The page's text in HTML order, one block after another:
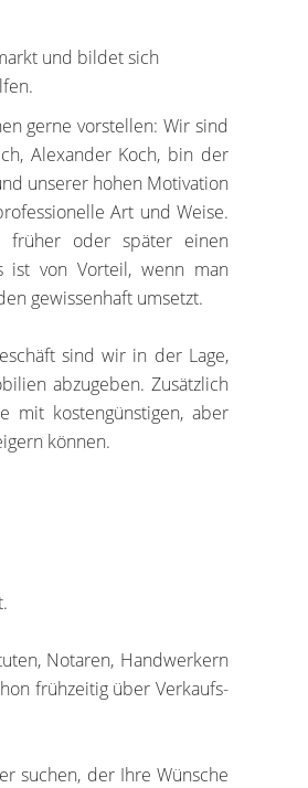
und bildet sich
gerne vorstellen: Wir sind
Alexander Koch, bin der
unserer hohen Motivation
Art und Weise.
früher oder später einen
ist von Vorteil, wenn man
gewissenhaft umsetzt.
sind wir in der Lage,
abzugeben. Zusätzlich
mit kostengünstigen, aber
können.
Notaren, Handwerkern
frühzeitig über Verkaufs-
suchen, der Ihre Wünsche